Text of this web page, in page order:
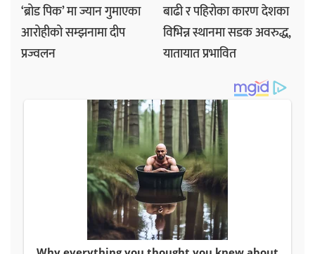
‘ब्रोड पिक’ मा ज्यान गुमाएका
आरोहीको सम्झनामा दीप
प्रज्वलन
बाढी र पहिरोका कारण देशका
विभिन्न स्थानमा सडक अवरुद्ध,
यातायात प्रभावित